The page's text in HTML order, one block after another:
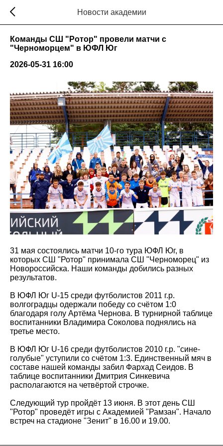
Новости академии
Команды СШ "Ротор" провели матчи с
"Черноморцем" в ЮФЛ Юг
2026-05-31 16:00
31 мая состоялись матчи 10-го тура ЮФЛ Юг, в
которых СШ "Ротор" принимала СШ "Черноморец" из
Новороссийска. Наши команды добились разных
результатов.
В ЮФЛ Юг U-15 среди футболистов 2011 г.р.
волгоградцы одержали победу со счётом 1:0
благодаря голу Артёма Чернова. В турнирной таблице
воспитанники Владимира Соколова поднялись на
третье место.
В ЮФЛ Юг U-16 среди футболистов 2010 г.р. "сине-
голубые" уступили со счётом 1:3. Единственный мяч в
составе нашей команды забил Фархад Сеидов. В
таблице воспитанники Дмитрия Синкевича
располагаются на четвёртой строчке.
Следующий тур пройдёт 13 июня. В этот день СШ
"Ротор" проведёт игры с Академией "Рамзан". Начало
встреч на стадионе "Зенит" в 16.00 и 19.00.